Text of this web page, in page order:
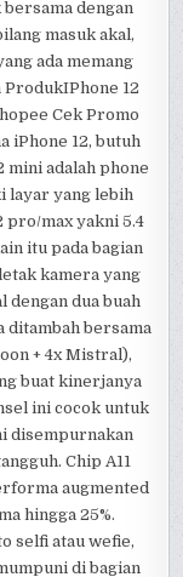
dengan
masuk akal,
ada memang
12
Cek Promo
iPhone 12, butuh
mini adalah phone
layar yang lebih
pro/max yakni 5.4
itu pada bagian
kamera yang
dengan dua buah
ditambah bersama
+ 4x Mistral),
buat kinerjanya
ini cocok untuk
disempurnakan
Chip A11
augmented
hingga 25%.
selfi atau wefie,
di bagian